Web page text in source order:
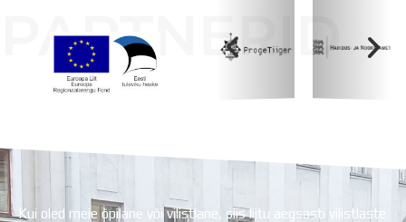
PARTNERID
Kui oled meie õpilane või vilistlane, siis liitu aegsasti vilistlaste